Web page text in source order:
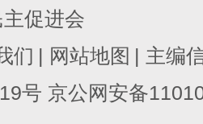
促进会
们 | 网站地图 | 主编
号 京公网安备